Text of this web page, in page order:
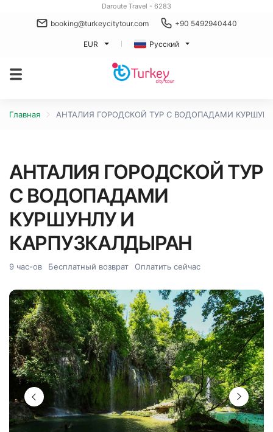
Daroute Travel - 6283
booking@turkeycitytour.com +90 5492940440
EUR Русский
Главная АНТАЛИЯ ГОРОДСКОЙ ТУР С ВОДОПАДАМИ
АНТАЛИЯ ГОРОДСКОЙ ТУР
С ВОДОПАДАМИ
КУРШУНЛУ И
КАРПУЗКАЛДЫРАН
9 час-ов Бесплатный возврат Оплатить сейчас